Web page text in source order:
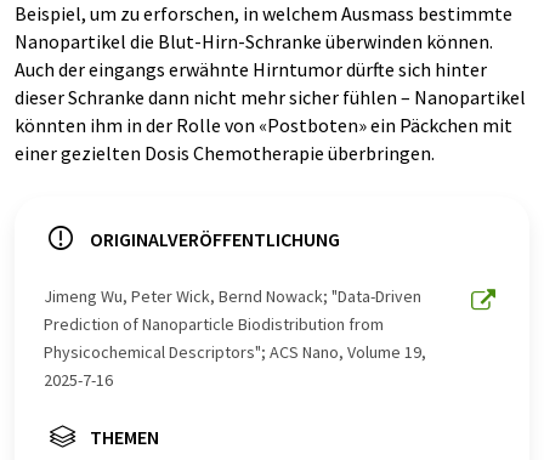
Beispiel, um zu erforschen, in welchem Ausmass bestimmte
Nanopartikel die Blut-Hirn-Schranke überwinden können.
Auch der eingangs erwähnte Hirntumor dürfte sich hinter
dieser Schranke dann nicht mehr sicher fühlen – Nanopartikel
könnten ihm in der Rolle von «Postboten» ein Päckchen mit
einer gezielten Dosis Chemotherapie überbringen.
ORIGINALVERÖFFENTLICHUNG
Jimeng Wu, Peter Wick, Bernd Nowack; "Data-Driven
Prediction of Nanoparticle Biodistribution from
Physicochemical Descriptors"; ACS Nano, Volume 19,
2025-7-16
THEMEN